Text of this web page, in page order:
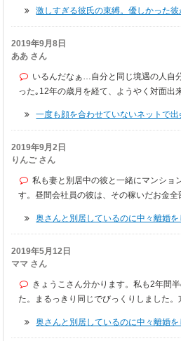
激しすぎる彼氏の束縛。優しかった彼
2019年9月8日
ああ さん
いるんだなぁ…自分と同じ境遇の人自
った｡12年の歳月を経て、ようやく対面出
一度も顔を合わせていないネットで出
2019年9月2日
りんご さん
私も妻と別居中の彼と一緒にマンショ
す。昼間会社員の彼は、その稼いだお金全
奥さんと別居しているのに中々離婚を
2019年5月12日
ママ さん
きょうこさん分かります。私も2年間
た。まるっきり同じでびっくりしました。
奥さんと別居しているのに中々離婚を